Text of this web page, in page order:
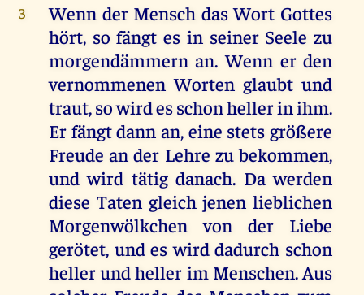
3
Wenn der Mensch das Wort Gottes
hört, so fängt es in seiner Seele zu
morgendämmern an. Wenn er den
vernommenen Worten glaubt und
traut, so wird es schon heller in ihm.
Er fängt dann an, eine stets größere
Freude an der Lehre zu bekommen,
und wird tätig danach. Da werden
diese Taten gleich jenen lieblichen
Morgenwölkchen von der Liebe
gerötet, und es wird dadurch schon
heller und heller im Menschen. Aus